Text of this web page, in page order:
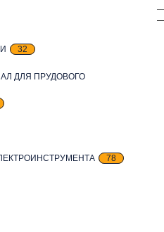
32
ДЛЯ ПРУДОВОГО
78